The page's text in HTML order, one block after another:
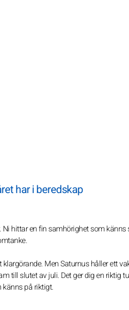
har i beredskap
hittar en fin samhörighet som känns
Men Saturnus håller ett
till slutet av juli. Det ger dig en riktig
på riktigt.